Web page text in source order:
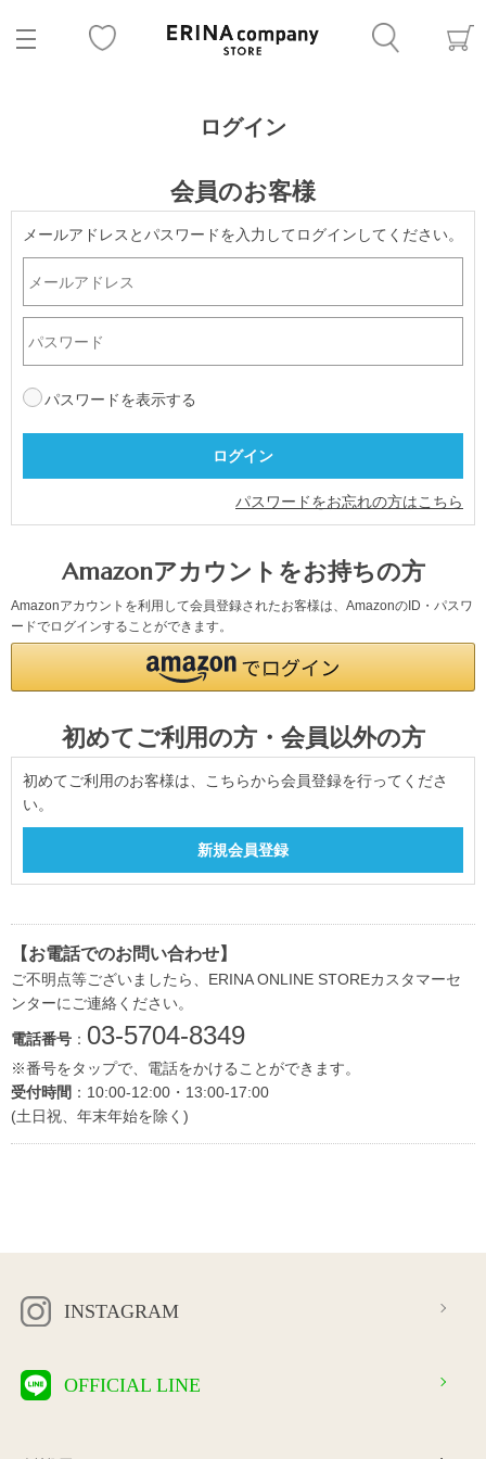
ログイン
会員のお客様
メールアドレスとパスワードを入力してログインしてください。
パスワードを表示する
パスワードをお忘れの方はこちら
Amazonアカウントをお持ちの方
Amazonアカウントを利用して会員登録されたお客様は、AmazonのID・パスワ
ードでログインすることができます。
初めてご利用の方・会員以外の方
初めてご利用のお客様は、こちらから会員登録を行ってくださ
い。
【お電話でのお問い合わせ】
ご不明点等ございましたら、ERINA ONLINE STOREカスタマーセ
ンターにご連絡ください。
電話番号 ： 03-5704-8349
※番号をタップで、電話をかけることができます。
受付時間 ：10:00-12:00・13:00-17:00
(土日祝、年末年始を除く)
INSTAGRAM
OFFICIAL LINE